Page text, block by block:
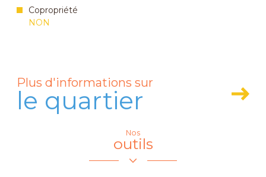
Copropriété
NON
Plus d'informations sur
le quartier
Leaflet
Nos
outils